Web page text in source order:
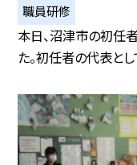
職員研修
本日、沼津市の初任
た。初任者の代表とし